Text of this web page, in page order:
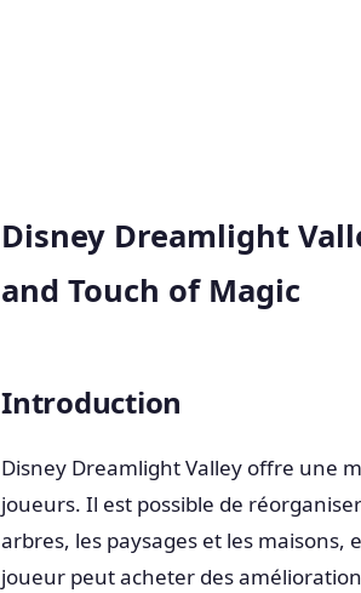
Disney Dreamlight
and Touch of Magic
Introduction
Disney Dreamlight Valley offre une
joueurs. Il est possible de
arbres, les paysages et les maisons,
joueur peut acheter des